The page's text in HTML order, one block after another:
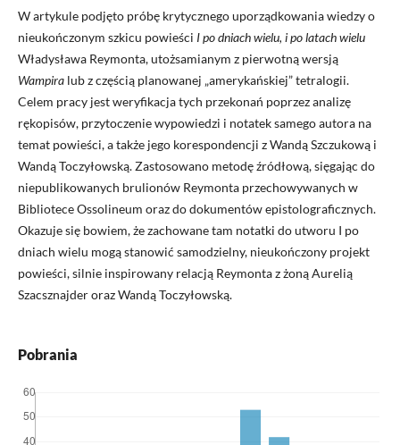
W artykule podjęto próbę krytycznego uporządkowania wiedzy o
nieukończonym szkicu powieści I po dniach wielu, i po latach wielu
Władysława Reymonta, utożsamianym z pierwotną wersją
Wampiralub z częścią planowanej „amerykańskiej” tetralogii.
Celem pracy jest weryfikacja tych przekonań poprzez analizę
rękopisów, przytoczenie wypowiedzi i notatek samego autora na
temat powieści, a także jego korespondencji z Wandą Szczukową i
Wandą Toczyłowską. Zastosowano metodę źródłową, sięgając do
niepublikowanych brulionów Reymonta przechowywanych w
Bibliotece Ossolineum oraz do dokumentów epistolograficznych.
Okazuje się bowiem, że zachowane tam notatki do utworu I po
dniach wielu mogą stanowić samodzielny, nieukończony projekt
powieści, silnie inspirowany relacją Reymonta z żoną Aurelią
Szacsznajder oraz Wandą Toczyłowską.
Pobrania